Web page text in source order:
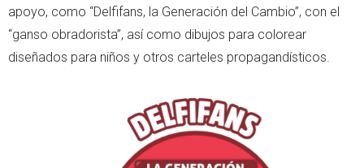
apoyo, como “Delfifans, la Generación del Cambio”, con el
“ganso obradorista”, así como dibujos para colorear
diseñados para niños y otros carteles propagandísticos.